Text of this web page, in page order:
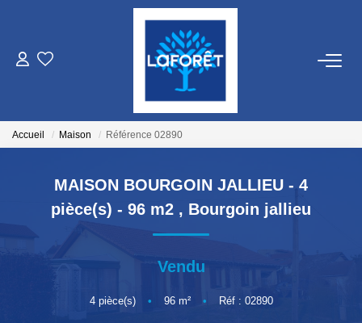
LOCATIONS
GESTION
NOS AGENCES
Accueil Maison Référence 02890
MAISON BOURGOIN JALLIEU - 4
pièce(s) - 96 m2 , Bourgoin jallieu
Vendu
4pièce(s) • 96m² • Réf : 02890